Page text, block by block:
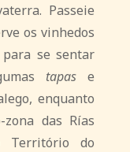
Passeie
os vinhedos
para se sentar
tapas e
enquanto
das Rías
do